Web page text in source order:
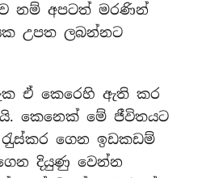
නම් අපටත් මරණින්
උපත ලබන්නට
ඒ කෙරෙහි ඇති කර
කෙනෙක් මේ ජීවිතයට
ගෙන ඉඩකඩම්
දියුණු වෙන්න